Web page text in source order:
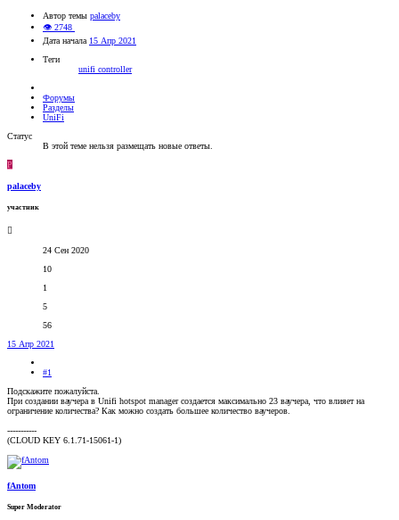
Автор темы palaceby
👁 2748
Дата начала 15 Апр 2021
Теги
unifi controller
Форумы
Разделы
UniFi
Статус
В этой теме нельзя размещать новые ответы.
P
palaceby
участник
24 Сен 2020
10
1
5
56
15 Апр 2021
#1
Подскажите пожалуйста.
При создании ваучера в Unifi hotspot manager создается максимально 23 ваучера, что влияет на
ограничение количества? Как можно создать большее количество ваучеров.
-----------
(CLOUD KEY 6.1.71-15061-1)
fAntom
Super Moderator